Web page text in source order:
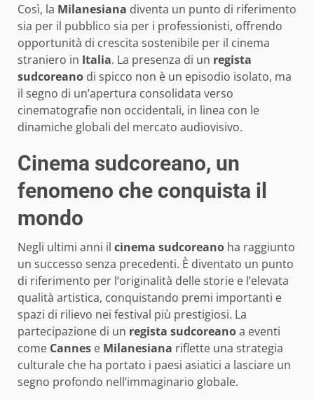
Così, la Milanesiana diventa un punto di riferimento
sia per il pubblico sia per i professionisti, offrendo
opportunità di crescita sostenibile per il cinema
straniero in Italia. La presenza di un regista
sudcoreano di spicco non è un episodio isolato, ma
il segno di un’apertura consolidata verso
cinematografie non occidentali, in linea con le
dinamiche globali del mercato audiovisivo.
Cinema sudcoreano, un
fenomeno che conquista il
mondo
Negli ultimi anni il cinema sudcoreano ha raggiunto
un successo senza precedenti. È diventato un punto
di riferimento per l’originalità delle storie e l’elevata
qualità artistica, conquistando premi importanti e
spazi di rilievo nei festival più prestigiosi. La
partecipazione di un regista sudcoreanoa eventi
come Cannes e Milanesiana riflette una strategia
culturale che ha portato i paesi asiatici a lasciare un
segno profondo nell’immaginario globale.